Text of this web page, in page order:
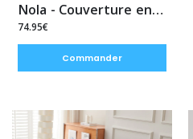
Nola - Couverture en Mousseline
74.95€
Commander